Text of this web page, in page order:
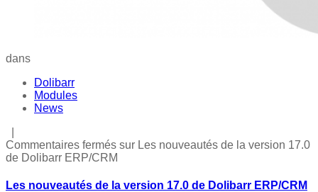
dans
Dolibarr
Modules
News
Commentaires fermés sur Les nouveautés de la version 17.0
de Dolibarr ERP/CRM
Les nouveautés de la version 17.0 de Dolibarr ERP/CRM